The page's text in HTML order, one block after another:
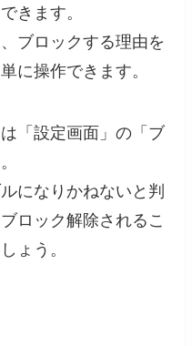
きます。
ブロックする理由を
に操作できます。
「設定画面」の「ブ
になりかねないと判
ロック解除されるこ
ょう。